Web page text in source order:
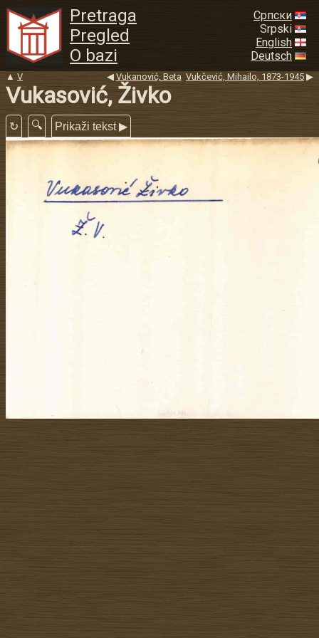
Pretraga
Pregled
O bazi
Српски
Srpski
English
Deutsch
▲ V ◀ Vukanović, Beta Vukčević, Mihailo, 1873-1945 ▶
Vukasović, Živko